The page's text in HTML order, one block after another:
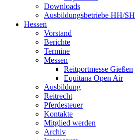
Downloads
Ausbildungsbetriebe HH/SH
Hessen
Vorstand
Berichte
Termine
Messen
Reitportmesse Gießen
Equitana Open Air
Ausbildung
Reitrecht
Pferdesteuer
Kontakte
Mitglied werden
Archiv